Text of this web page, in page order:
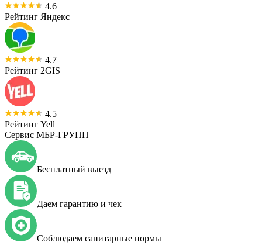
4.6
Рейтинг Яндекс
4.7
Рейтинг 2GIS
4.5
Рейтинг Yell
Сервис МБР-ГРУПП
Бесплатный выезд
Даем гарантию и чек
Соблюдаем санитарные нормы